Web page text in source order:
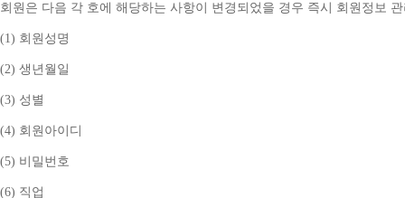
회원은 다음 각 호에 해당하는 사항이 변경되었을 경우 즉시 회원정보
(1) 회원성명
(2) 생년월일
(3) 성별
(4) 회원아이디
(5) 비밀번호
(6) 직업